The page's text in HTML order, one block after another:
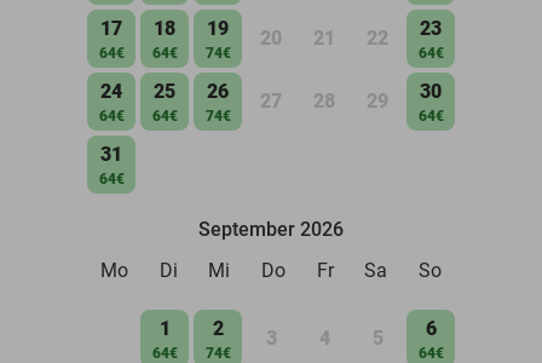
17
64€
18
64€
19
74€
20 21 22 23
64€
24
64€
25
64€
26
74€
27 28 29 30
64€
31
64€
September 2026
Mo
Di Mi Do Fr Sa So
1
64€
2
74€
3 4 5 6
64€